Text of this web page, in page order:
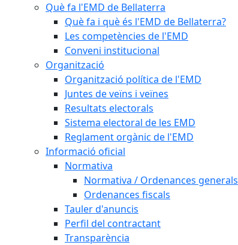
Què fa l'EMD de Bellaterra
Què fa i què és l'EMD de Bellaterra?
Les competències de l'EMD
Conveni institucional
Organització
Organització política de l'EMD
Juntes de veïns i veïnes
Resultats electorals
Sistema electoral de les EMD
Reglament orgànic de l'EMD
Informació oficial
Normativa
Normativa / Ordenances generals
Ordenances fiscals
Tauler d'anuncis
Perfil del contractant
Transparència